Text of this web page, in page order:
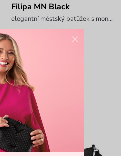
Filipa MN Black
elegantní městský batůžek s monogramem
1 399 Kč
-38%
-15 %: KAB15
×